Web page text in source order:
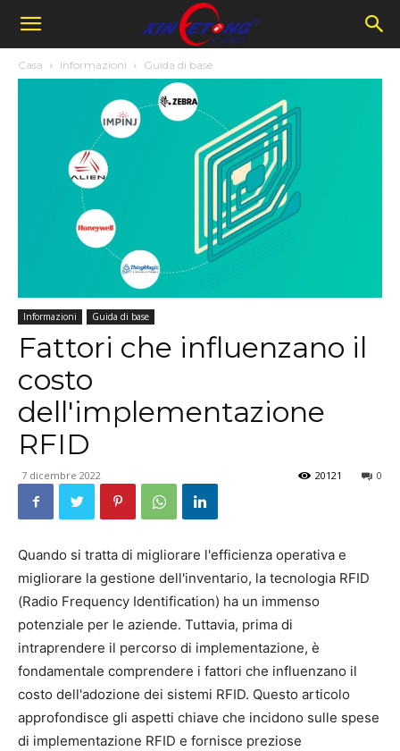
Casa Informazioni Guida di base
Informazioni Guida di base
Fattori che influenzano il
costo
dell'implementazione
RFID
7 dicembre 2022 0
20121
Quando si tratta di migliorare l'efficienza operativa e
migliorare la gestione dell'inventario, la tecnologia RFID
(Radio Frequency Identification) ha un immenso
potenziale per le aziende. Tuttavia, prima di
intraprendere il percorso di implementazione, è
fondamentale comprendere i fattori che influenzano il
costo dell'adozione dei sistemi RFID. Questo articolo
approfondisce gli aspetti chiave che incidono sulle spese
di implementazione RFID e fornisce preziose